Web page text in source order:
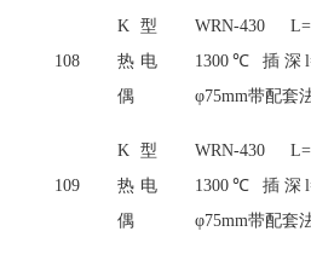
108
K型
热电
偶
WRN-430
1300℃ 插深
φ75mm带配套
109
K型
热电
偶
WRN-430
1300℃ 插深
φ75mm带配套